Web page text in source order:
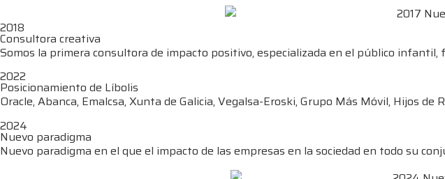
2018
Consultora creativa
Somos la primera consultora de impacto positivo, especializada en el público infantil,
2022
Posicionamiento de Líbolis
Oracle, Abanca, Emalcsa, Xunta de Galicia, Vegalsa-Eroski, Grupo Más Móvil, Hijos
2024
Nuevo paradigma
Nuevo paradigma en el que el impacto de las empresas en la sociedad en todo su